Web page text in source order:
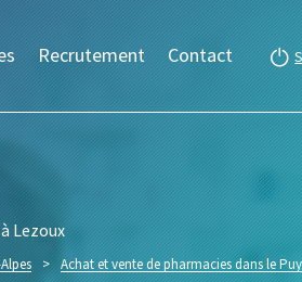
Recrutement Contact
Lezoux
> Achat et vente de pharmacies dans le